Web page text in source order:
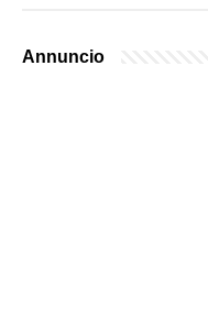
Annuncio